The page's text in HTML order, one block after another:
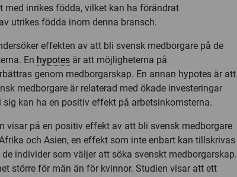
med inrikes födda, vilket kan ha förändrat
utrikes födda inom denna bransch.
effekten av att bli svensk medborgare på de
En hypotes är att möjligheterna på
genom medborgarskap. En annan hypotes är att
medborgare är relaterad med ökade investeringar
sig kan ha en positiv effekt på arbetsinkomsterna.
visar på en positiv effekt av att bli svensk medborgare
och Asien, en effekt som inte enbart kan tillskrivas
individer som väljer att söka svenskt medborgarskap.
större för män än för kvinnor. Studien visar att ett